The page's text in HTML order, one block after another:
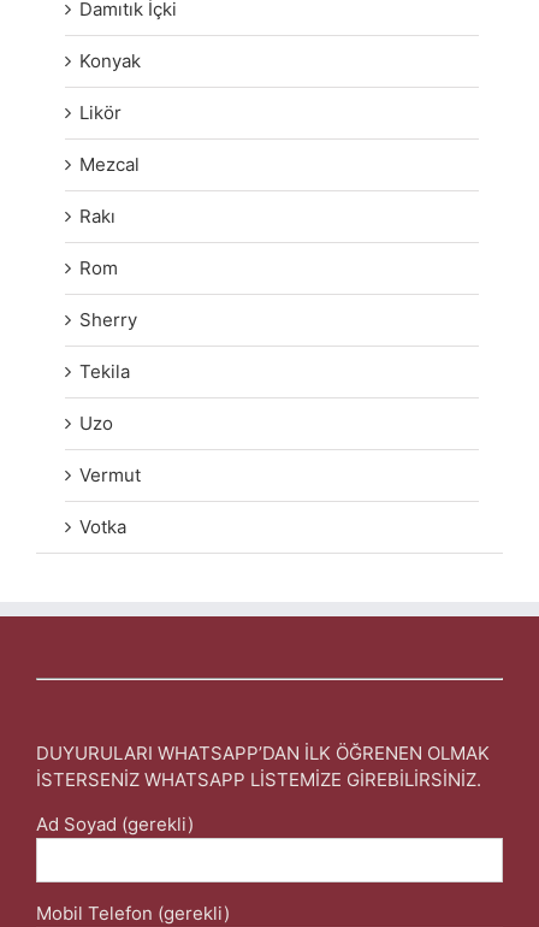
Damıtık İçki
Konyak
Likör
Mezcal
Rakı
Rom
Sherry
Tekila
Uzo
Vermut
Votka
DUYURULARI WHATSAPP’DAN İLK ÖĞRENEN OLMAK
İSTERSENİZ WHATSAPP LİSTEMİZE GİREBİLİRSİNİZ.
Ad Soyad (gerekli)
Mobil Telefon (gerekli)